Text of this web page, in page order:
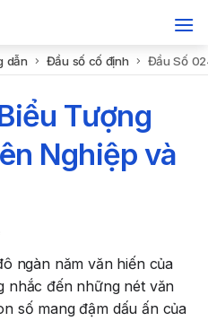
dẫn Đầu số cố định Đầu Số
Tượng
Nghiệp và
ngàn năm văn hiến của
nhắc đến những nét văn
số mang đậm dấu ấn của